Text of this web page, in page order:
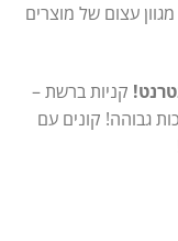
עצום של מוצרים
קניות ברשת –
גבוהה! קונים עם